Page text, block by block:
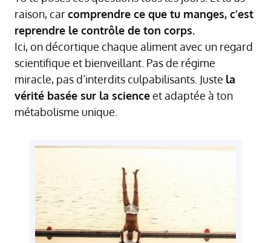
raison, carcomprendre ce que tu manges, c’est
reprendre le contrôle de ton corps.
Ici, on décortique chaque aliment avec un regard
scientifique et bienveillant. Pas de régime
miracle, pas d’interdits culpabilisants. Juste la
vérité basée sur la scienceet adaptée à ton
métabolisme unique.